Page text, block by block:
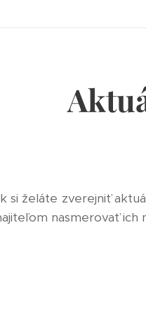
si želáte zverejniť
nasmerovať ich